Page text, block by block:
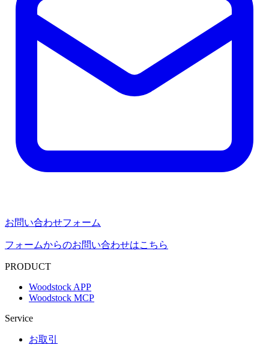
お問い合わせフォーム
フォームからのお問い合わせはこちら
PRODUCT
Woodstock APP
Woodstock MCP
Service
お取引